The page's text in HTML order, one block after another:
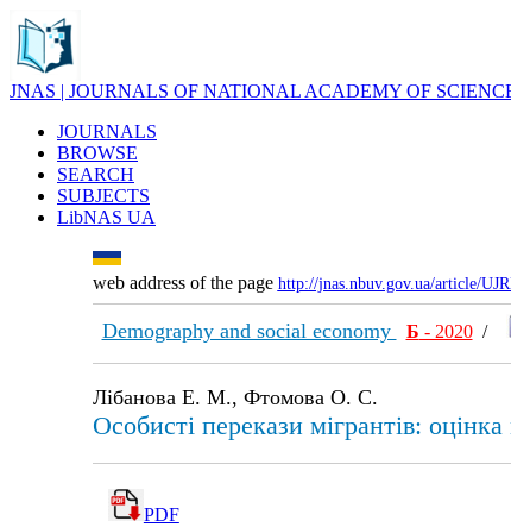
JNAS | JOURNALS OF NATIONAL ACADEMY OF
JOURNALS
BROWSE
SEARCH
SUBJECTS
LibNAS UA
web address of the page http://jnas.nbuv.gov.ua/article/
Demography and social economy Б - 2020/
Лібанова Е. М., Фтомова О. С.
Особисті перекази мігрантів:
PDF